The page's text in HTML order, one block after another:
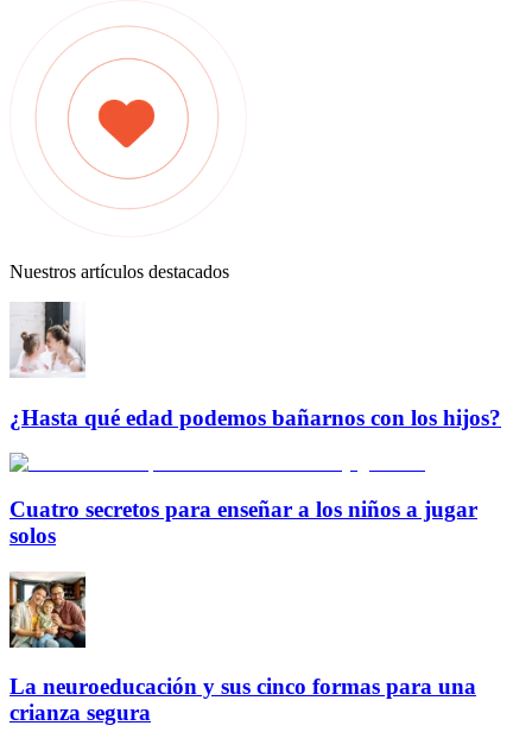
Nuestros artículos destacados
¿Hasta qué edad podemos bañarnos con los hijos?
Cuatro secretos para enseñar a los niños a jugar
solos
La neuroeducación y sus cinco formas para una
crianza segura